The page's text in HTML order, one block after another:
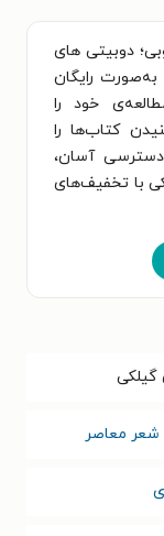
دوبیتی های
رایگان
خود را
کتاب‌ها را
آسان،
با تخفیف‌های
گیلکی
شعر معاصر